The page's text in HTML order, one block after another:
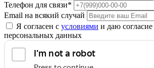
Телефон для связи*
Email на всякий случай
Я согласен с условиями и даю
персональных данных